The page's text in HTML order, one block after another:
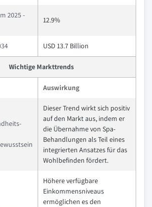
2025 -
12.9%
USD 13.7 Billion
Wichtige Markttrends
Auswirkung
Dieser Trend wirkt sich positiv
auf den Markt aus, indem er
die Übernahme von Spa-
Behandlungen als Teil eines
integrierten Ansatzes für das
Wohlbefinden fördert.
Höhere verfügbare
Einkommensniveaus
ermöglichen es den